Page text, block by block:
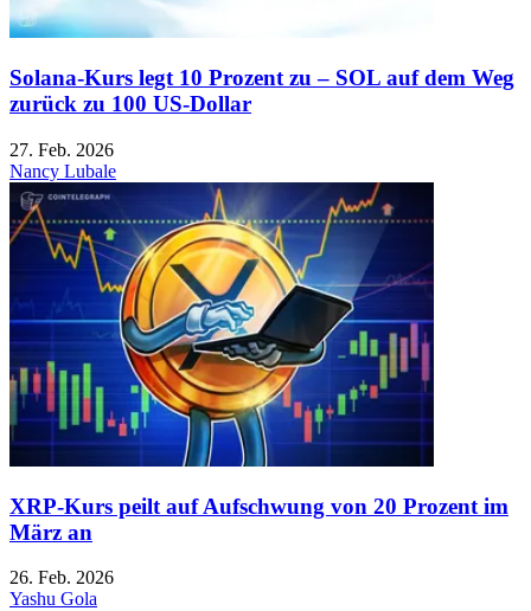
Solana-Kurs legt 10 Prozent zu – SOL auf dem Weg
zurück zu 100 US-Dollar
27. Feb. 2026
Nancy Lubale
XRP-Kurs peilt auf Aufschwung von 20 Prozent im
März an
26. Feb. 2026
Yashu Gola